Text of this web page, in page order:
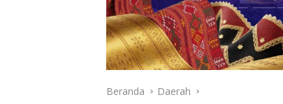
Beranda Daerah